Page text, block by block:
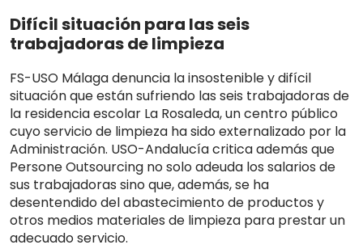
Difícil situación para las seis
trabajadoras de limpieza
FS-USO Málaga denuncia la insostenible y difícil
situación que están sufriendo las seis trabajadoras de
la residencia escolar La Rosaleda, un centro público
cuyo servicio de limpieza ha sido externalizado por la
Administración. USO-Andalucía critica además que
Persone Outsourcing no solo adeuda los salarios de
sus trabajadoras sino que, además, se ha
desentendido del abastecimiento de productos y
otros medios materiales de limpieza para prestar un
adecuado servicio.